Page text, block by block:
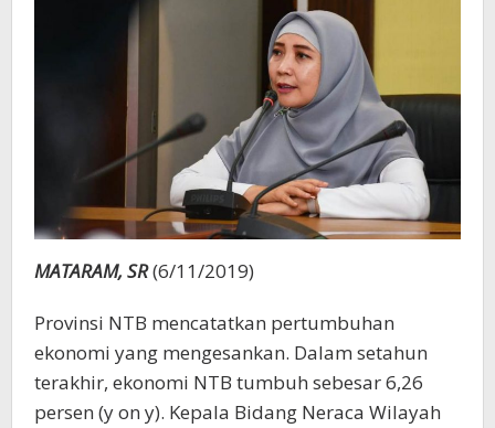
MATARAM, SR(6/11/2019)
Provinsi NTB mencatatkan pertumbuhan
ekonomi yang mengesankan. Dalam setahun
terakhir, ekonomi NTB tumbuh sebesar 6,26
persen (y on y). Kepala Bidang Neraca Wilayah